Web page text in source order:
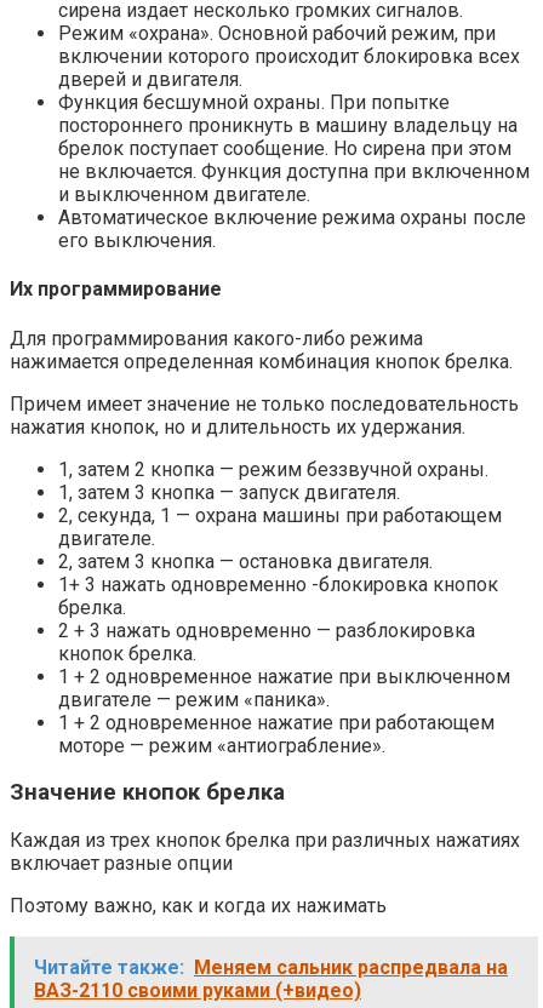
сирена издает несколько громких сигналов.
Режим «охрана». Основной рабочий режим, при
включении которого происходит блокировка всех
дверей и двигателя.
Функция бесшумной охраны. При попытке
постороннего проникнуть в машину владельцу на
брелок поступает сообщение. Но сирена при этом
не включается. Функция доступна при включенном
и выключенном двигателе.
Автоматическое включение режима охраны после
его выключения.
Их программирование
Для программирования какого-либо режима
нажимается определенная комбинация кнопок брелка.
Причем имеет значение не только последовательность
нажатия кнопок, но и длительность их удержания.
1, затем 2 кнопка — режим беззвучной охраны.
1, затем 3 кнопка — запуск двигателя.
2, секунда, 1 — охрана машины при работающем
двигателе.
2, затем 3 кнопка — остановка двигателя.
1+ 3 нажать одновременно -блокировка кнопок
брелка.
2 + 3 нажать одновременно — разблокировка
кнопок брелка.
1 + 2 одновременное нажатие при выключенном
двигателе — режим «паника».
1 + 2 одновременное нажатие при работающем
моторе — режим «антиограбление».
Значение кнопок брелка
Каждая из трех кнопок брелка при различных нажатиях
включает разные опции
Поэтому важно, как и когда их нажимать
Читайте также: Меняем сальник распредвала на
ВАЗ-2110 своими руками (+видео)